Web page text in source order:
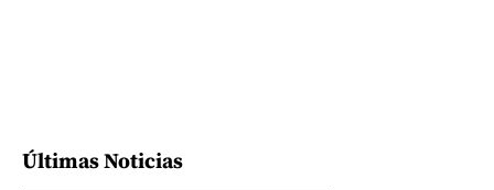
Últimas Noticias